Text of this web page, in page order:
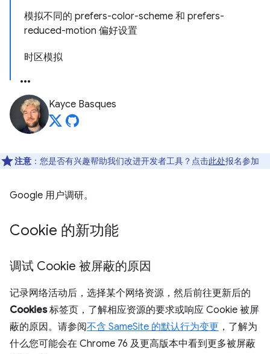
模拟不同的 prefers-color-scheme 和 prefers-
reduced-motion 偏好设置
时区模拟
Kayce Basques
注意 ：您是否有兴趣帮助我们改进开发者工具？点击此处报名参加
Google 用户调研。
Cookie 的新功能
调试 Cookie 被屏蔽的原因
记录网络活动后，选择某个网络资源，然后前往更新后的
Cookies标签页，了解相应资源的要求或响应 Cookie 被屏
蔽的原因。请参阅不含 SameSite 的默认行为变更 ，了解为
什么您可能会在 Chrome 76 及更高版本中看到更多被屏蔽